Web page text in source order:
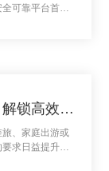
可靠平台首选
上海包车带司机服务：解锁高效出行新体验
、家庭出游或
求日益提升。